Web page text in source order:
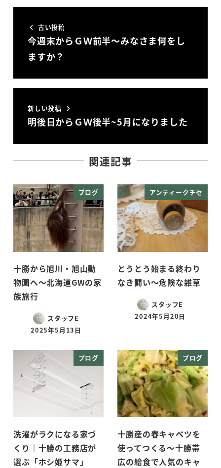
古い投稿
今週末からＧＷ前半～みなさま何をし
ますか？
新しい投稿
明後日からＧＷ後半~5月になりました
関連記事
ブログ
十勝から旭川・旭山動
物園へ～北海道GWの家
族旅行
スタッフE
投稿日
2025年5月13日
アンティークチセ
とうとう始まる終わり
なき闘い～危険な雑草
スタッフE
投稿日
2024年5月20日
ブログ
洗濯がラクになる家づ
くり｜十勝の工務店が
選ぶ「ホシ姫サマ」
ブログ
十勝産の春キャベツを
使ってつくる～十勝帯
広の給食で人気のキャ